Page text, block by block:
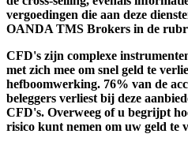
vergoedingen die aan deze
OANDA TMS Brokers in de
CFD's zijn complexe
met zich mee om snel geld te
hefboomwerking. 76% van de
beleggers verliest bij deze
CFD's. Overweeg of u begrijpt
risico kunt nemen om uw geld te